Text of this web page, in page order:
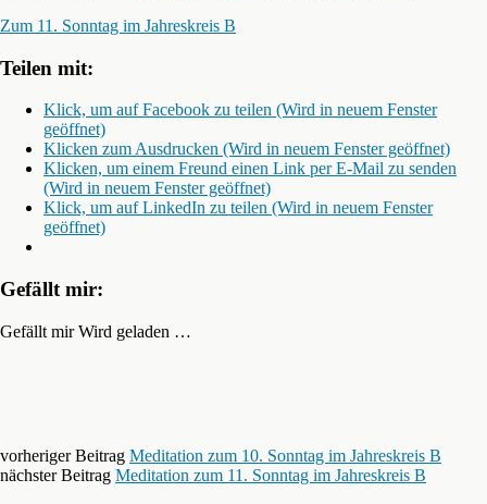
Zum 11. Sonntag im Jahreskreis B
Teilen mit:
Klick, um auf Facebook zu teilen (Wird in neuem Fenster
geöffnet)
Klicken zum Ausdrucken (Wird in neuem Fenster geöffnet)
Klicken, um einem Freund einen Link per E-Mail zu senden
(Wird in neuem Fenster geöffnet)
Klick, um auf LinkedIn zu teilen (Wird in neuem Fenster
geöffnet)
Gefällt mir:
Gefällt mir Wird geladen …
vorheriger Beitrag Meditation zum 10. Sonntag im Jahreskreis B
nächster Beitrag Meditation zum 11. Sonntag im Jahreskreis B